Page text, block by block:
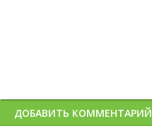
ДОБАВИТЬ КОММЕНТАРИЙ